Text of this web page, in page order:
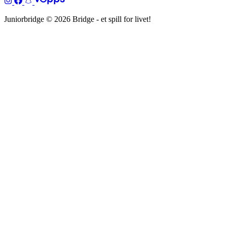
Juniorbridge © 2026 Bridge - et spill for livet!